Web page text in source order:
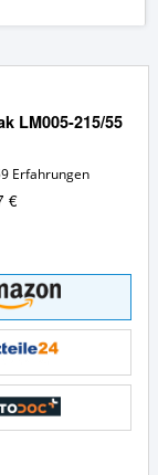
LM005-215/55
Erfahrungen
€